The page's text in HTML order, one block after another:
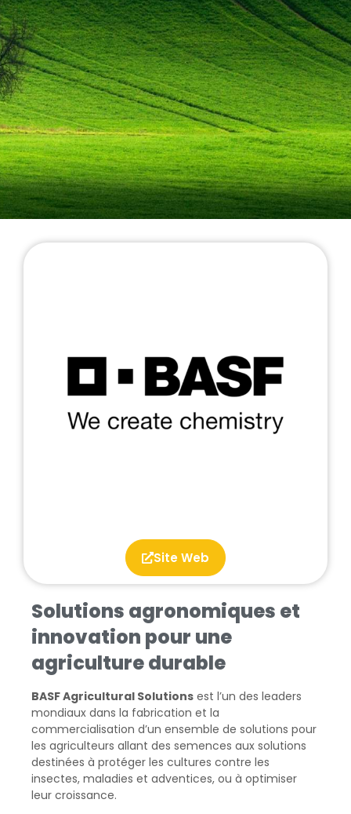
Site Web
Solutions agronomiques et
innovation pour une
agriculture durable
BASF Agricultural Solutions est l’un des leaders
mondiaux dans la fabrication et la
commercialisation d’un ensemble de solutions pour
les agriculteurs allant des semences aux solutions
destinées à protéger les cultures contre les
insectes, maladies et adventices, ou à optimiser
leur croissance.